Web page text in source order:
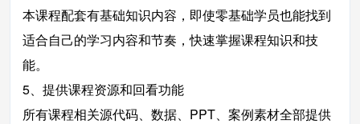
本课程配套有基础知识内容，即使零基础学员也能找到
适合自己的学习内容和节奏，快速掌握课程知识和技
能。
5、提供课程资源和回看功能
所有课程相关源代码、数据、PPT、案例素材全部提供